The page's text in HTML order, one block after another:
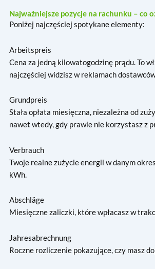
Najważniejsze pozycje na rachunku – co
Poniżej najczęściej spotykane elementy:
Arbeitspreis
Cena za jedną kilowatogodzinę prądu. To
najczęściej widzisz w reklamach
Grundpreis
Stała opłata miesięczna, niezależna od
nawet wtedy, gdy prawie nie korzystasz z
Verbrauch
Twoje realne zużycie energii w danym
kWh.
Abschläge
Miesięczne zaliczki, które wpłacasz w
Jahresabrechnung
Roczne rozliczenie pokazujące, czy masz